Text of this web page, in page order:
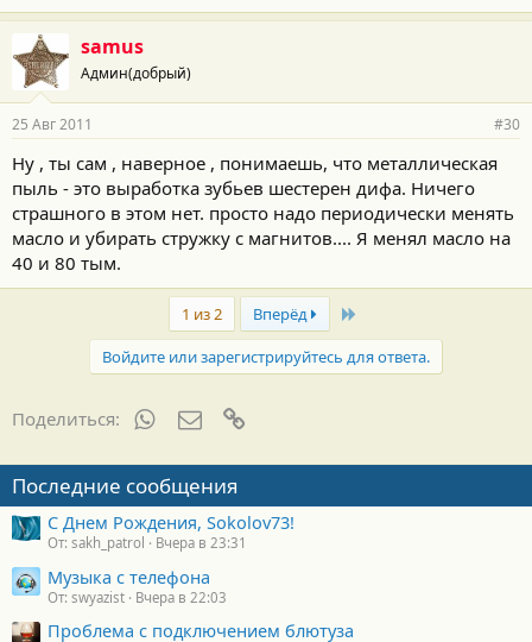
samus
Админ(добрый)
25 Авг 2011 #30
Ну , ты сам , наверное , понимаешь, что металлическая
пыль - это выработка зубьев шестерен дифа. Ничего
страшного в этом нет. просто надо периодически менять
масло и убирать стружку с магнитов.... Я менял масло на
40 и 80 тым.
1 из 2 Вперёд Last
Войдите или зарегистрируйтесь для ответа.
Поделиться: WhatsAppЭлектронная почта
Последние сообщения
С Днем Рождения, Sokolov73!
От: sakh_patrol Вчера в 23:31
Музыка с телефона
От: swyazist Вчера в 22:03
Проблема с подключением блютуза